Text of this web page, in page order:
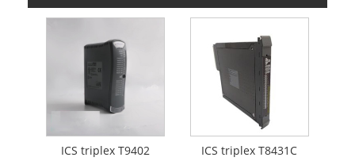
ICS triplex T9402 ICS triplex T8431C